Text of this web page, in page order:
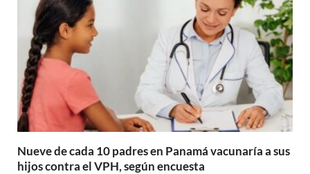
Nueve de cada 10 padres en Panamá vacunaría a sus
hijos contra el VPH, según encuesta